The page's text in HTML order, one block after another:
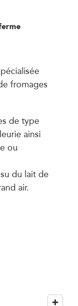
fromages
de type
ainsi
ou
du lait de
air.